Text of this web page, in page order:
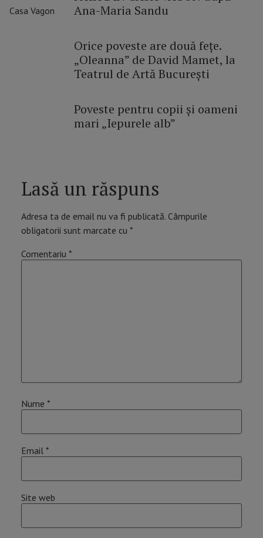
Ana-Maria Sandu
Orice poveste are două fețe.
„Oleanna” de David Mamet, la
Teatrul de Artă București
Poveste pentru copii și oameni
mari „Iepurele alb”
Lasă un răspuns
Adresa ta de email nu va fi publicată. Câmpurile
obligatorii sunt marcate cu *
Comentariu *
Nume *
Email *
Site web